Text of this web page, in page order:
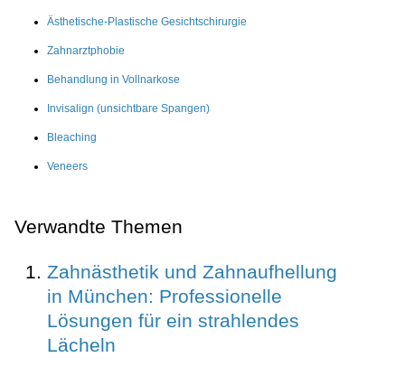
Ästhetische-Plastische Gesichtschirurgie
Zahnarztphobie
Behandlung in Vollnarkose
Invisalign (unsichtbare Spangen)
Bleaching
Veneers
Verwandte Themen
Zahnästhetik und Zahnaufhellung
in München: Professionelle
Lösungen für ein strahlendes
Lächeln